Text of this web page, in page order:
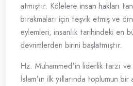
atmıştır. Kölelere insan hakları
bırakmaları için teşvik etmiş ve
eylemleri, insanlık tarihindeki en
devrimlerden birini başlatmıştır.
Hz. Muhammed'in liderlik tarzı ve
İslam'ın ilk yıllarında toplumun bir